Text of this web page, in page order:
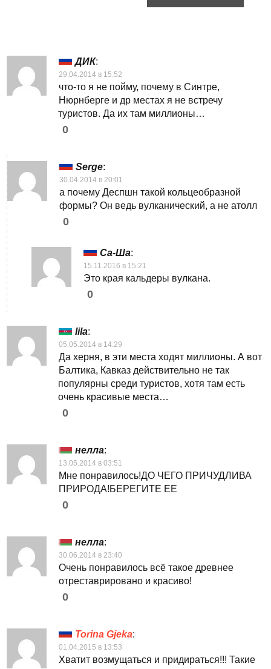
ДИК:
29.04.2014 в 15:52
что-то я не пойму, почему в Синтре,
Нюрнберге и др местах я не встречу
туристов. Да их там миллионы…
0
Serge:
30.04.2014 в 20:01
а почему Деспшн такой кольцеобразной
формы? Он ведь вулканический, а не атолл
0
Са-Ша:
15.11.2016 в 15:21
Это края кальдеры вулкана.
0
lila:
05.05.2014 в 14:29
Да херня, в эти места ходят миллионы. А вот
Балтика, Кавказ действительно не так
популярны среди туристов, хотя там есть
очень красивые места…
0
нелла:
13.05.2014 в 03:51
Мне понравилось!ДО ЧЕГО ПРИЧУДЛИВА
ПРИРОДА!БЕРЕГИТЕ ЕЕ
0
нелла:
30.06.2014 в 23:40
Очень понравилось всё такое древнее
отреставрировано и красиво!
0
Torina Gjeka:
01.04.2015 в 13:53
Хватит возмущаться и придираться!!! Такие